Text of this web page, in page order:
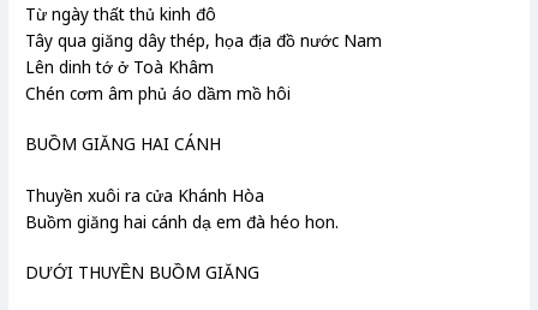
Từ ngày thất thủ kinh đô
Tây qua giăng dây thép, họa địa đồ nước Nam
Lên dinh tớ ở Toà Khâm
Chén cơm âm phủ áo dầm mồ hôi
BUỒM GIĂNG HAI CÁNH
Thuyền xuôi ra cửa Khánh Hòa
Buồm giăng hai cánh dạ em đà héo hon.
DƯỚI THUYỀN BUỒM GIĂNG